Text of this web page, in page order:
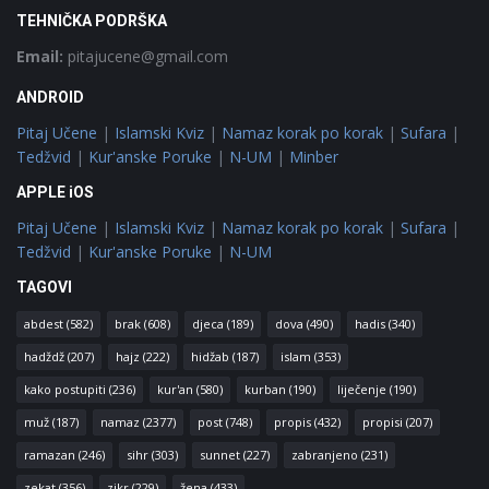
TEHNIČKA PODRŠKA
Email: pitajucene@gmail.com
ANDROID
Pitaj Učene | Islamski Kviz | Namaz korak po korak | Sufara |
Tedžvid | Kur'anske Poruke | N-UM | Minber
APPLE iOS
Pitaj Učene | Islamski Kviz | Namaz korak po korak | Sufara |
Tedžvid | Kur'anske Poruke | N-UM
TAGOVI
abdest (582) brak (608) djeca (189) dova (490) hadis (340)
hadždž (207) hajz (222) hidžab (187) islam (353)
kako postupiti (236) kur'an (580) kurban (190) liječenje (190)
muž (187) namaz (2377) post (748) propis (432) propisi (207)
ramazan (246) sihr (303) sunnet (227) zabranjeno (231)